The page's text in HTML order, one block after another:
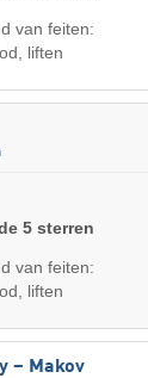
van feiten:
liften
5 sterren
van feiten:
liften
– Makov